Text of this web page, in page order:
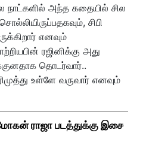
நாட்களில் அந்த கதையில் சில
சிபி
எனவும்
ரஜினிக்கு அது
தொடர்வார்..
உள்ளே வருவார் எனவும்
ராஜா படத்துக்கு இசை